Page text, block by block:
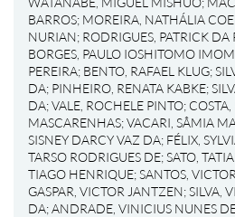
BARROS; MOREIRA, NATHÁLIA
NURIAN; RODRIGUES, PATRICK
BORGES, PAULO IOSHITOMO IMOM
PEREIRA; BENTO, RAFAEL KLUG;
DA; PINHEIRO, RENATA KABKE;
DA;VALE, ROCHELE PINTO;
MASCARENHAS;VACARI, SÂMIA
SISNEY DARCY VAZ DA; FÉLIX,
TARSO RODRIGUES DE;SATO,
TIAGO HENRIQUE;SANTOS,
GASPAR, VICTOR JANTZEN;SILVA,
DA;ANDRADE, VINICIUS NUNES